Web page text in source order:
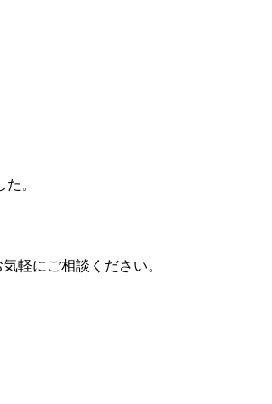
。
軽にご相談ください。